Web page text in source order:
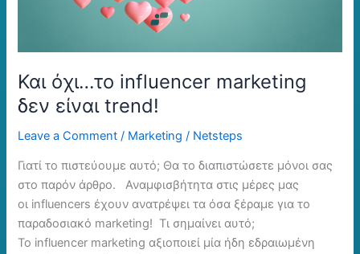
Και όχι…το influencer marketing
δεν είναι trend!
Leave a Comment / Marketing / Netsteps
Γιατί το πιστεύουμε αυτό; Θα το διαπιστώσετε μόνοι σας
στο παρόν άρθρο. Αναμφισβήτητα στις μέρες μας
οι influencers έχουν ανατρέψει τα όσα ξέραμε για το
παραδοσιακό marketing! Τι σημαίνει αυτό;
Το influencer marketing αξιοποιεί μία ήδη εδραιωμένη